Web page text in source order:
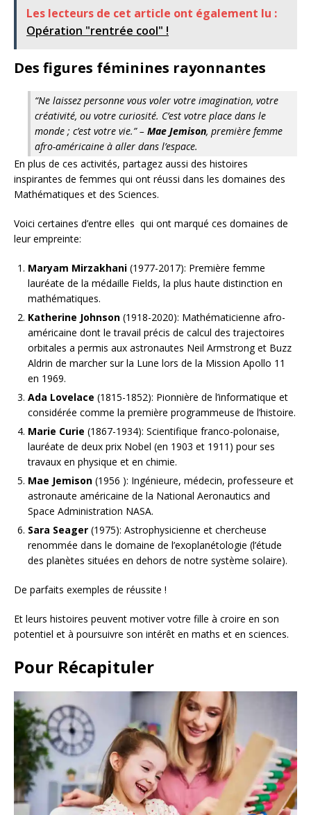
Les lecteurs de cet article ont également lu :
Opération "rentrée cool" !
Des figures féminines rayonnantes
“Ne laissez personne vous voler votre imagination, votre
créativité, ou votre curiosité. C’est votre place dans le
monde ; c’est votre vie.” – Mae Jemison, première femme
afro-américaine à aller dans l’espace.
En plus de ces activités, partagez aussi des histoires
inspirantes de femmes qui ont réussi dans les domaines des
Mathématiques et des Sciences.
Voici certaines d’entre elles qui ont marqué ces domaines de
leur empreinte:
Maryam Mirzakhani (1977-2017): Première femme
lauréate de la médaille Fields, la plus haute distinction en
mathématiques.
Katherine Johnson (1918-2020): Mathématicienne afro-
américaine dont le travail précis de calcul des trajectoires
orbitales a permis aux astronautes Neil Armstrong et Buzz
Aldrin de marcher sur la Lune lors de la Mission Apollo 11
en 1969.
Ada Lovelace (1815-1852): Pionnière de l’informatique et
considérée comme la première programmeuse de l’histoire.
Marie Curie (1867-1934): Scientifique franco-polonaise,
lauréate de deux prix Nobel (en 1903 et 1911) pour ses
travaux en physique et en chimie.
Mae Jemison (1956 ): Ingénieure, médecin, professeure et
astronaute américaine de la National Aeronautics and
Space Administration NASA.
Sara Seager (1975): Astrophysicienne et chercheuse
renommée dans le domaine de l’exoplanétologie (l’étude
des planètes situées en dehors de notre système solaire).
De parfaits exemples de réussite !
Et leurs histoires peuvent motiver votre fille à croire en son
potentiel et à poursuivre son intérêt en maths et en sciences.
Pour Récapituler